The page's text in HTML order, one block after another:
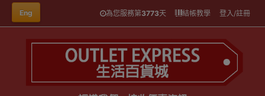
Eng 為您服務第3773天 結帳教學 登入/註冊